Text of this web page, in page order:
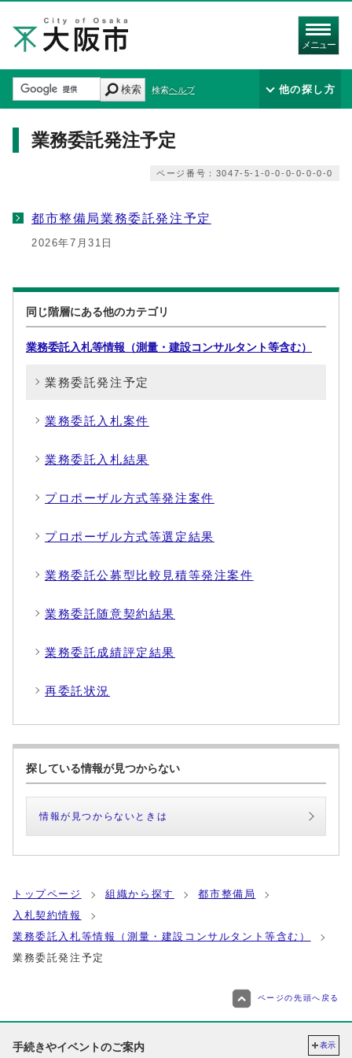
メニュー
検索 検索ヘルプ 他の探し方
業務委託発注予定
ページ番号：3047-5-1-0-0-0-0-0-0-0
都市整備局業務委託発注予定
2026年7月31日
同じ階層にある他のカテゴリ
業務委託入札等情報（測量・建設コンサルタント等含む）
業務委託発注予定
業務委託入札案件
業務委託入札結果
プロポーザル方式等発注案件
プロポーザル方式等選定結果
業務委託公募型比較見積等発注案件
業務委託随意契約結果
業務委託成績評定結果
再委託状況
探している情報が見つからない
情報が見つからないときは
トップページ 組織から探す
都市整備局
入札契約情報
業務委託入札等情報（測量・建設コンサルタント等含む）
業務委託発注予定
ページの先頭へ戻る
手続きやイベントのご案内 表示